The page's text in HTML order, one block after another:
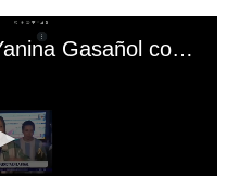
El mal momento de Yanina Gasañol con un hincha argentino en "Subrayado"